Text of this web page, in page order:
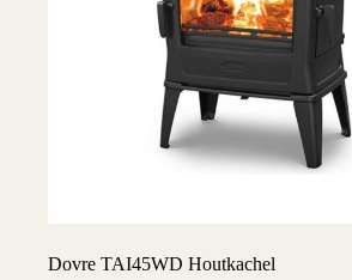
Dovre TAI45WD Houtkachel